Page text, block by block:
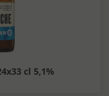
cl 5,1%